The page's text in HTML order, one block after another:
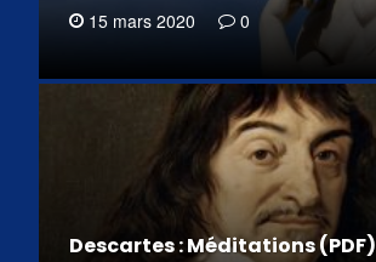
15 mars 2020 0
Descartes : Méditations (PDF)